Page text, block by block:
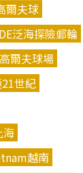
爾夫球
泛海探險郵輪
爾夫球場
世紀
海
越南